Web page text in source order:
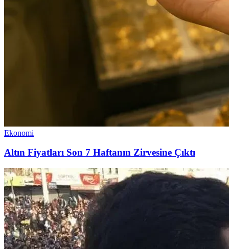
Ekonomi
Altın Fiyatları Son 7 Haftanın Zirvesine Çıktı